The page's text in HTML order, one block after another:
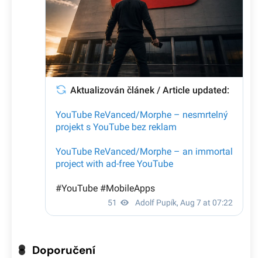
Doporučení